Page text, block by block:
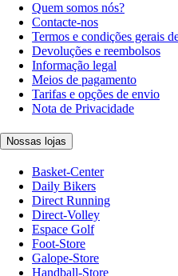
Quem somos nós?
Contacte-nos
Termos e condições gerais
Devoluções e reembolsos
Informação legal
Meios de pagamento
Tarifas e opções de envio
Nota de Privacidade
Nossas lojas
Basket-Center
Daily Bikers
Direct Running
Direct-Volley
Espace Golf
Foot-Store
Galope-Store
Handball-Store